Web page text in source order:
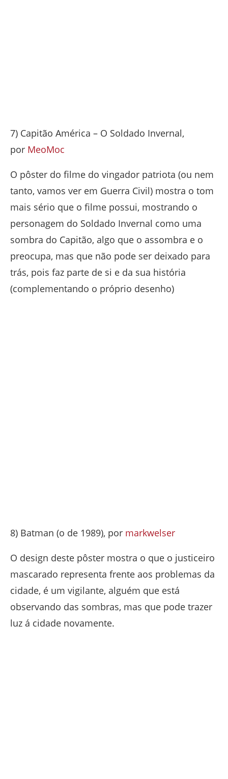
7) Capitão América – O Soldado Invernal,
por MeoMoc
O pôster do filme do vingador patriota (ou nem
tanto, vamos ver em Guerra Civil) mostra o tom
mais sério que o filme possui, mostrando o
personagem do Soldado Invernal como uma
sombra do Capitão, algo que o assombra e o
preocupa, mas que não pode ser deixado para
trás, pois faz parte de si e da sua história
(complementando o próprio desenho)
8) Batman (o de 1989), por markwelser
O design deste pôster mostra o que o justiceiro
mascarado representa frente aos problemas da
cidade, é um vigilante, alguém que está
observando das sombras, mas que pode trazer
luz á cidade novamente.